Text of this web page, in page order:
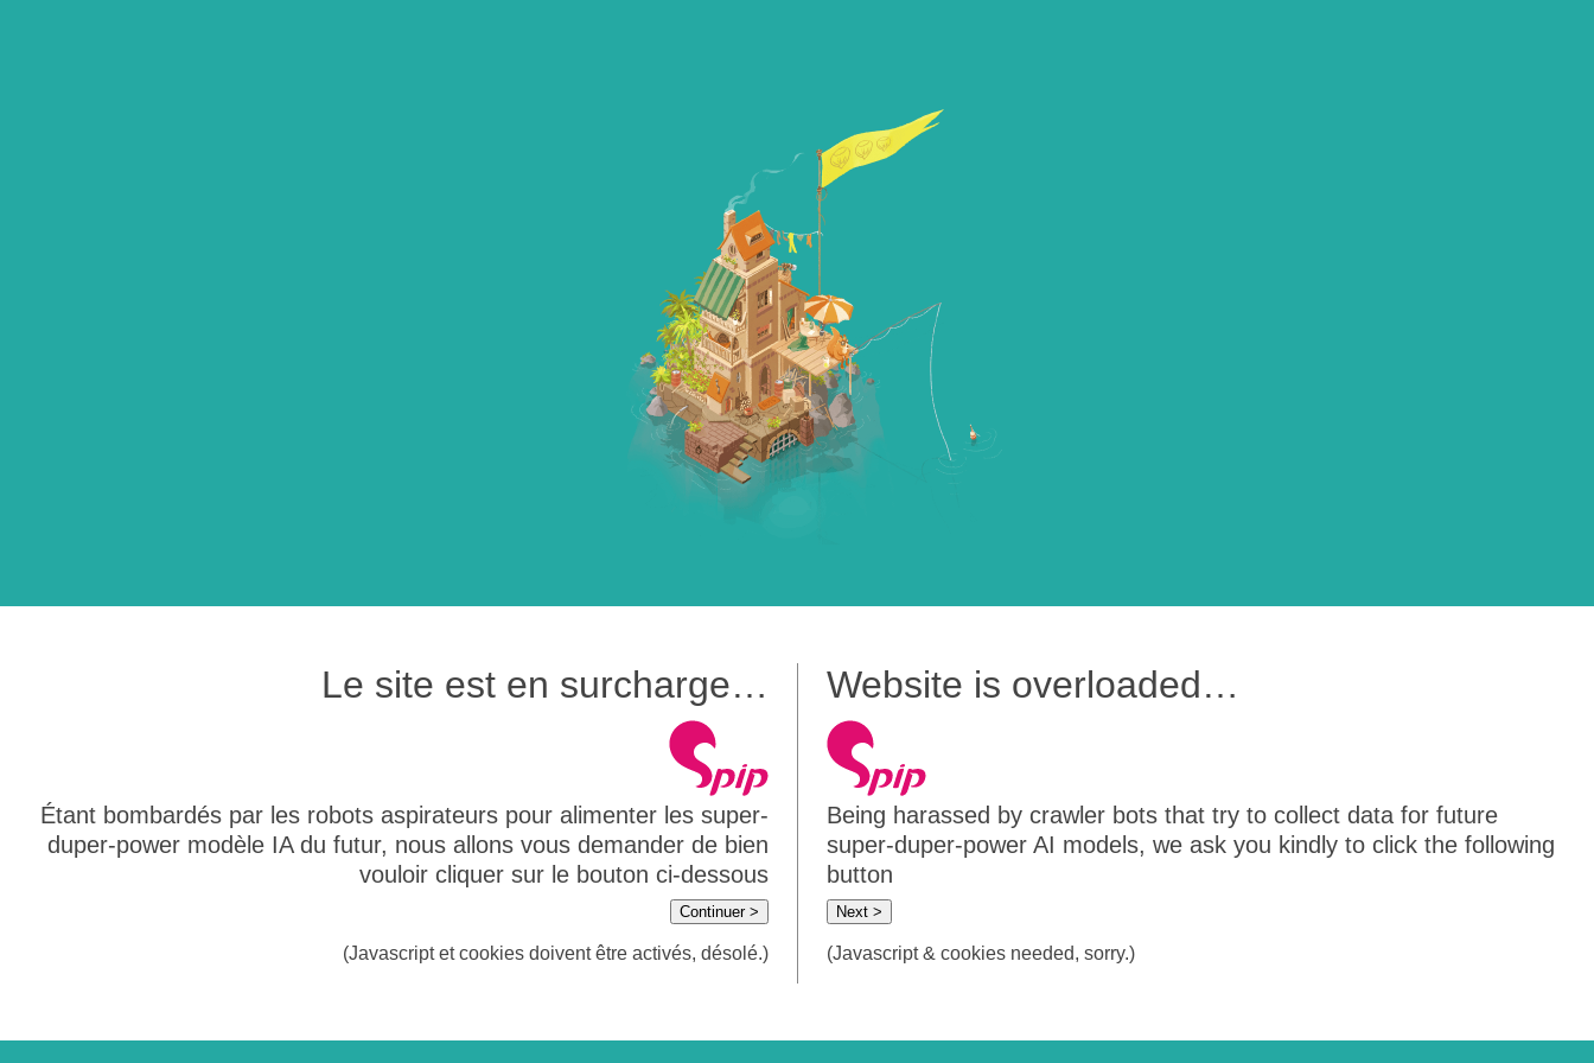
Le site est en surcharge…
Étant bombardés par les robots aspirateurs pour alimenter les super-
duper-power modèle IA du futur, nous allons vous demander de bien
vouloir cliquer sur le bouton ci-dessous
Continuer >
(Javascript et cookies doivent être activés, désolé.)
Website is overloaded…
Being harassed by crawler bots that try to collect data for future
super-duper-power AI models, we ask you kindly to click the following
button
Next >
(Javascript & cookies needed, sorry.)